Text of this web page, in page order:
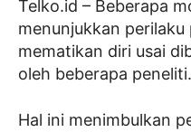
Telko.id – Beberapa
menunjukkan
mematikan diri usai
oleh beberapa peneliti.
Hal ini menimbulkan